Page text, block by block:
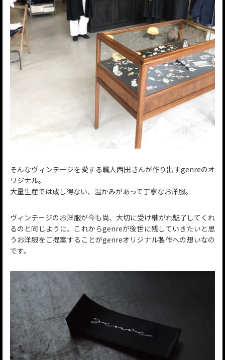
そんなヴィンテージを愛する職人西田さんが作り出すgenreのオ
リジナル。
大量生産では成し得ない、温かみがあって丁寧なお洋服。
ヴィンテージのお洋服が今も尚、大切に受け継がれ魅了してくれ
るのと同じように、これからgenreが後世に残していきたいと思
うお洋服をご提案することがgenreオリジナル製作への想いなの
です。